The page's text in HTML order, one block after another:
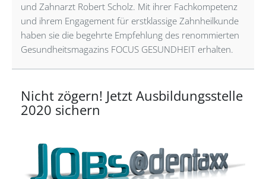
und Zahnarzt Robert Scholz. Mit ihrer Fachkompetenz
und ihrem Engagement für erstklassige Zahnheilkunde
haben sie die begehrte Empfehlung des renommierten
Gesundheitsmagazins FOCUS GESUNDHEIT erhalten.
Nicht zögern! Jetzt Ausbildungsstelle
2020 sichern